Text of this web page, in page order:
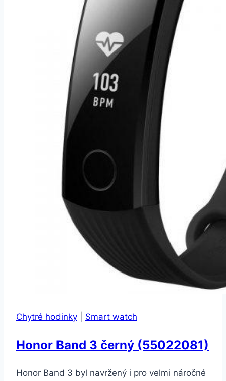
Chytré hodinky Smart watch
Honor Band 3 černý (55022081)
Honor Band 3 byl navržený i pro velmi náročné